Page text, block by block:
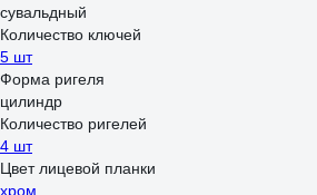
сувальдный
Количество ключей
5 шт
Форма ригеля
цилиндр
Количество ригелей
4 шт
Цвет лицевой планки
хром